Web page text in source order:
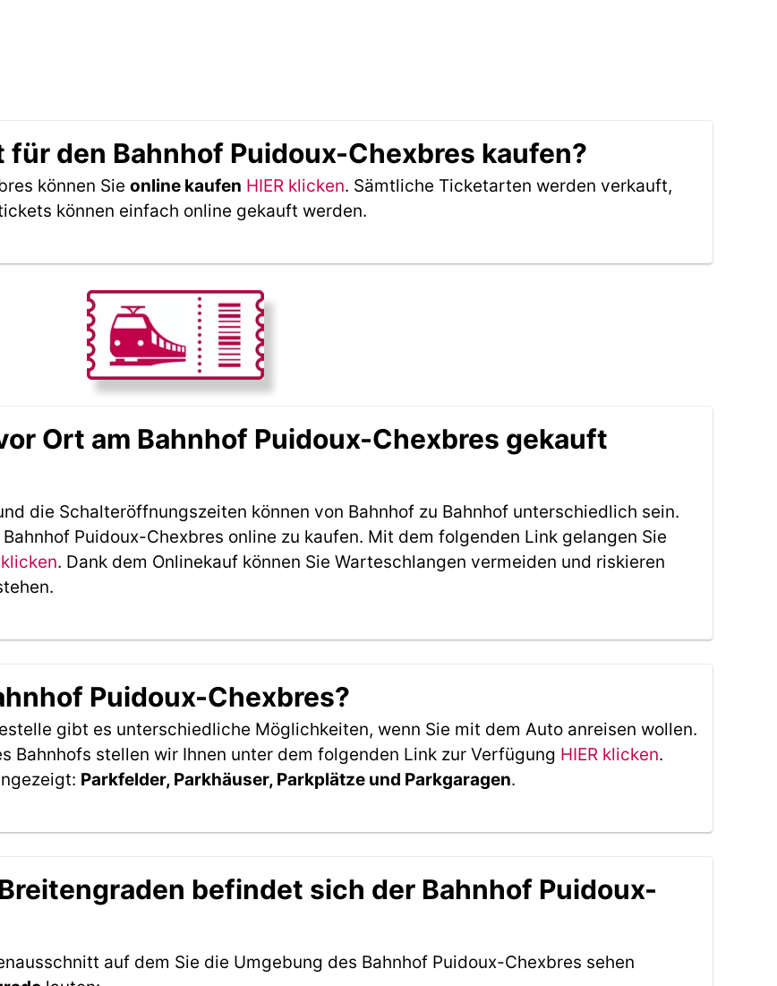
für den Bahnhof Puidoux-Chexbres kaufen?
können Sie online kaufen HIER klicken. Sämtliche Ticketarten werden verkauft,
können einfach online gekauft werden.
Ort am Bahnhof Puidoux-Chexbres gekauft
die Schalteröffnungszeiten können von Bahnhof zu Bahnhof unterschiedlich sein.
Puidoux-Chexbres online zu kaufen. Mit dem folgenden Link gelangen Sie
klicken. Dank dem Onlinekauf können Sie Warteschlangen vermeiden und riskieren
Puidoux-Chexbres?
gibt es unterschiedliche Möglichkeiten, wenn Sie mit dem Auto anreisen wollen.
Bahnhofs stellen wir Ihnen unter dem folgenden Link zur Verfügung HIER klicken.
Parkfelder, Parkhäuser, Parkplätze und Parkgaragen.
befindet sich der Bahnhof Puidoux-
auf dem Sie die Umgebung des Bahnhof Puidoux-Chexbres sehen